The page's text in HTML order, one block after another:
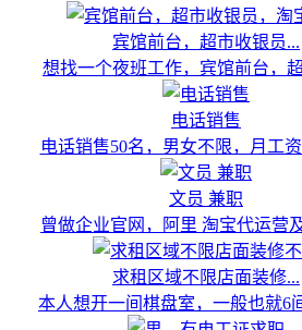
宾馆前台，超市收银员...
想找一个夜班工作，宾馆前台，
电话销售
电话销售50名，男女不限，月工资
文员 兼职
曾做企业官网，阿里 淘宝代运营
求租区域不限店面装修...
本人想开一间棋盘室，一般也就6